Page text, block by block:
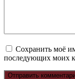
Сохранить моё
последующих моих